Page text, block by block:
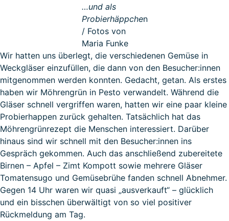
…und als
Probierhäppchen
/ Fotos von
Maria Funke
Wir hatten uns überlegt, die verschiedenen Gemüse in
Weckgläser einzufüllen, die dann von den Besucher:innen
mitgenommen werden konnten. Gedacht, getan. Als erstes
haben wir Möhrengrün in Pesto verwandelt. Während die
Gläser schnell vergriffen waren, hatten wir eine paar kleine
Probierhappen zurück gehalten. Tatsächlich hat das
Möhrengrünrezept die Menschen interessiert. Darüber
hinaus sind wir schnell mit den Besucher:innen ins
Gespräch gekommen. Auch das anschließend zubereitete
Birnen – Apfel – Zimt Kompott sowie mehrere Gläser
Tomatensugo und Gemüsebrühe fanden schnell Abnehmer.
Gegen 14 Uhr waren wir quasi „ausverkauft“ – glücklich
und ein bisschen überwältigt von so viel positiver
Rückmeldung am Tag.